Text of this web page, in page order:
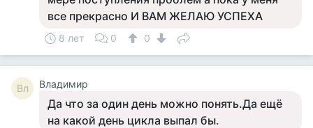
все прекрасно И ВАМ ЖЕЛАЮ УСПЕХА
8 лет 0 0
Вл Владимир
Да что за один день можно понять.Да ещё
на какой день цикла выпал бы.